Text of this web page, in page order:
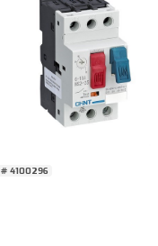
# 4100296